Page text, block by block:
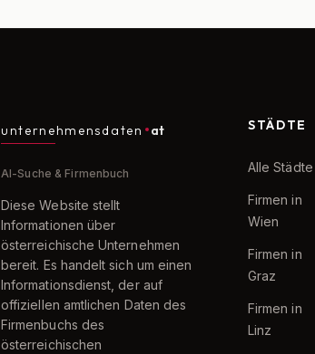
unternehmensdaten at
AI-Suche & Firmenbuch
Diese Website stellt
Informationen über
österreichische Unternehmen
bereit. Es handelt sich um einen
Informationsdienst, der auf
offiziellen amtlichen Daten des
Firmenbuchs des
österreichischen
STÄDTE
Alle Städte
Firmen in
Wien
Firmen in
Graz
Firmen in
Linz